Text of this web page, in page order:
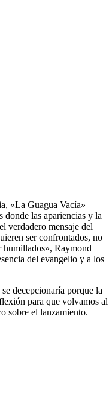
«La Guagua Vacía»
las apariencias y la
verdadero mensaje del
ser confrontados, no
humillados», Raymond
del evangelio y a los
decepcionaría porque la
para que volvamos al
sobre el lanzamiento.